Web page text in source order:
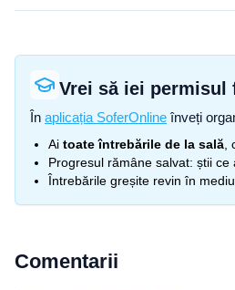
Vrei să iei permisul
În aplicația SoferOnline înveți
Ai toate întrebările de la sală
Progresul rămâne salvat: știi
Întrebările greșite revin în
Comentarii